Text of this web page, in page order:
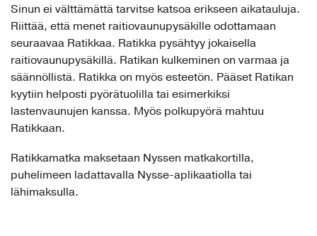
Sinun ei välttämättä tarvitse katsoa erikseen aikatauluja.
Riittää, että menet raitiovaunupysäkille odottamaan
seuraavaa Ratikkaa. Ratikka pysähtyy jokaisella
raitiovaunupysäkillä. Ratikan kulkeminen on varmaa ja
säännöllistä. Ratikka on myös esteetön. Pääset Ratikan
kyytiin helposti pyörätuolilla tai esimerkiksi
lastenvaunujen kanssa. Myös polkupyörä mahtuu
Ratikkaan.
Ratikkamatka maksetaan Nyssen matkakortilla,
puhelimeen ladattavalla Nysse-aplikaatiolla tai
lähimaksulla.